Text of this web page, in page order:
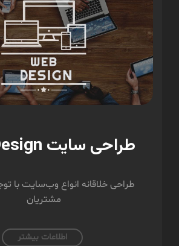
طراحی سایت Web Design
طراحی خلاقانه انواع وب‌سایت با
مشتریان
اطلاعات بیشتر